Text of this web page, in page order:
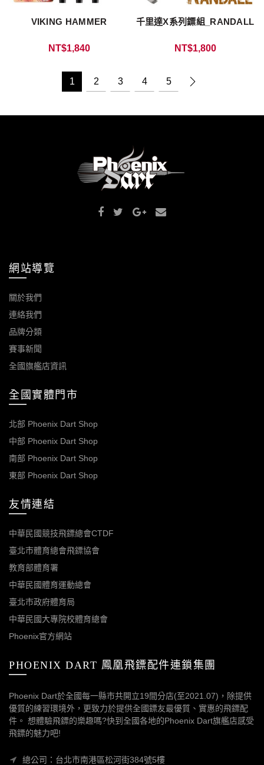
VIKING HAMMER
NT$1,840
千里達X系列鏢組_RANDALL
NT$1,800
1 2 3 4 5
網站導覽
關於我們
連絡我們
品牌分類
賽事新聞
全國旗艦店資訊
全國實體門市
北部 Phoenix Dart Shop
中部 Phoenix Dart Shop
南部 Phoenix Dart Shop
東部 Phoenix Dart Shop
友情連結
中華民國競技飛鏢總會CTDF
臺北市體育總會飛鏢協會
教育部體育署
中華民國體育運動總會
臺北市政府體育局
中華民國大專院校體育總會
Phoenix官方網站
PHOENIX DART 鳳凰飛鏢配件連鎖集團
Phoenix Dart於全國每一縣市共開立19間分店(至2021.07)，除提供
優質的練習環境外，更致力於提供全國鏢友最優質、實惠的飛鏢配
件。 想體驗飛鏢的樂趣嗎?快到全國各地的Phoenix Dart旗艦店感受
飛鏢的魅力吧!
總公司：台北市南港區松河街384號5樓